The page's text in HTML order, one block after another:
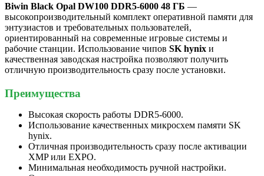
Biwin Black Opal DW100 DDR5-6000 48 ГБ —
высокопроизводительный комплект оперативной памяти для
энтузиастов и требовательных пользователей,
ориентированный на современные игровые системы и
рабочие станции. Использование чипов SK hynix и
качественная заводская настройка позволяют получить
отличную производительность сразу после установки.
Преимущества
Высокая скорость работы DDR5-6000.
Использование качественных микросхем памяти SK
hynix.
Отличная производительность сразу после активации
XMP или EXPO.
Минимальная необходимость ручной настройки.